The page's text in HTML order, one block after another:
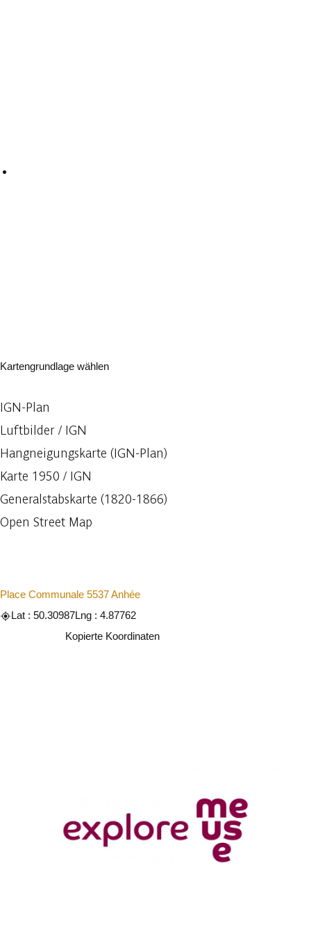
Kartengrundlage wählen
IGN-Plan
Luftbilder / IGN
Hangneigungskarte (IGN-Plan)
Karte 1950 / IGN
Generalstabskarte (1820-1866)
Open Street Map
Place Communale 5537 Anhée
Lat : 50.30987Lng : 4.87762
Kopierte Koordinaten